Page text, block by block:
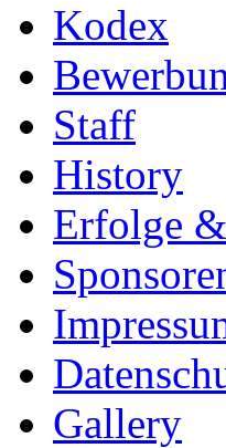
Kodex
Staff
History
Erfolge
Gallery